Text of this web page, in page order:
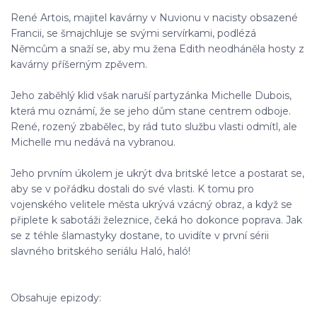
René Artois, majitel kavárny v Nuvionu v nacisty obsazené
Francii, se šmajchluje se svými servírkami, podlézá
Němcům a snaží se, aby mu žena Edith neodháněla hosty z
kavárny příšerným zpěvem.
Jeho zaběhlý klid však naruší partyzánka Michelle Dubois,
která mu oznámí, že se jeho dům stane centrem odboje.
René, rozený zbabělec, by rád tuto službu vlasti odmítl, ale
Michelle mu nedává na vybranou.
Jeho prvním úkolem je ukrýt dva britské letce a postarat se,
aby se v pořádku dostali do své vlasti. K tomu pro
vojenského velitele města ukrývá vzácný obraz, a když se
připlete k sabotáži železnice, čeká ho dokonce poprava. Jak
se z téhle šlamastyky dostane, to uvidíte v první sérii
slavného britského seriálu Haló, haló!
Obsahuje epizody: